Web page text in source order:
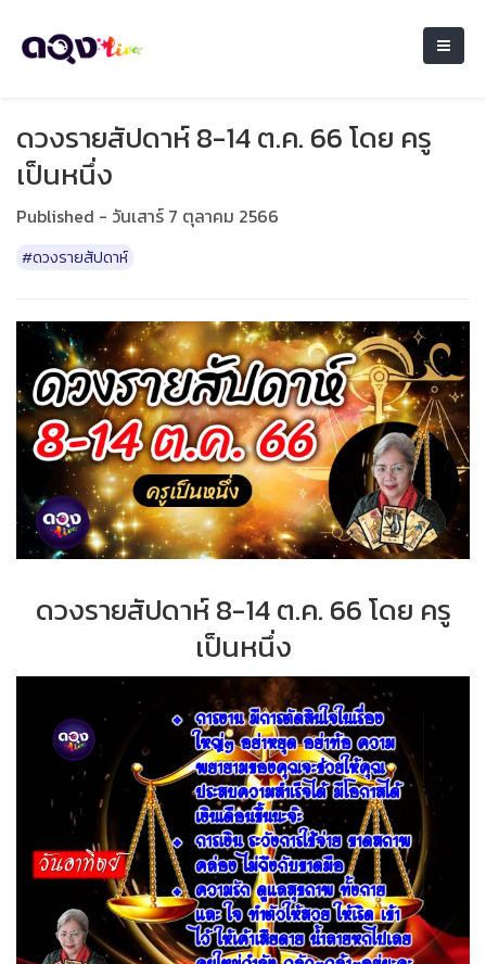
ดวงรายสัปดาห์ 8-14 ต.ค. 66 โดย ครู
เป็นหนึ่ง
Published - วันเสาร์ 7 ตุลาคม 2566
#ดวงรายสัปดาห์
ดวงรายสัปดาห์ 8-14 ต.ค. 66 โดย ครู
เป็นหนึ่ง